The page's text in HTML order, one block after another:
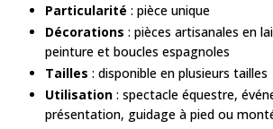
Particularité : pièce unique
Décorations : pièces artisanales en
peinture et boucles espagnoles
Tailles : disponible en plusieurs tailles
Utilisation : spectacle équestre,
présentation, guidage à pied ou